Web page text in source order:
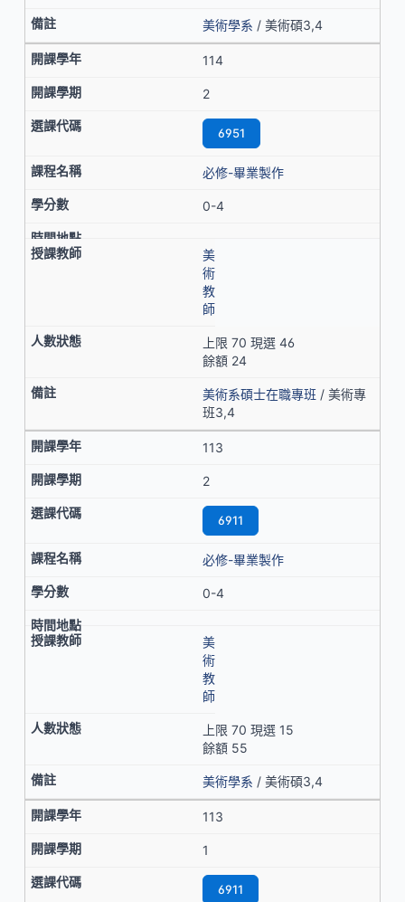
美術學系 / 美術碩3,4
114
2
6951
必修-畢業製作
0-4
美
術
教
師
上限 70 現選 46
餘額 24
美術系碩士在職專班 / 美術專
班3,4
113
2
6911
必修-畢業製作
0-4
美
術
教
師
上限 70 現選 15
餘額 55
美術學系 / 美術碩3,4
113
1
6911